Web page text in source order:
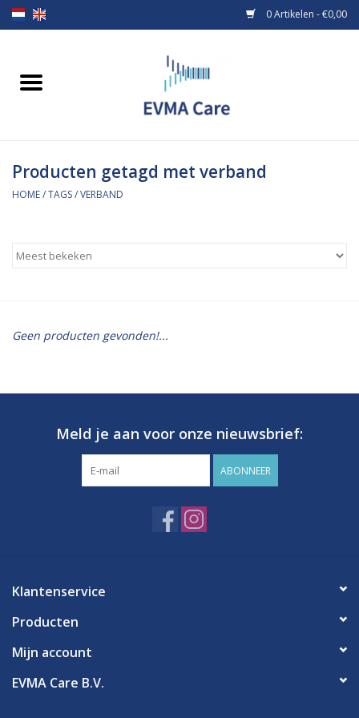
0 Artikelen - €0,00
Home
Borstvoeding
MiniONE Button
Verbruiksmaterialen
Hygiëne
Verzorging & Beauty
wanneer kies je ervoor en
Producten getagd met verband
HOME/TAGS/VERBAND
Geen producten gevonden!...
Meld je aan voor onze nieuwsbrief:
ABONNEER
Klantenservice
Producten
Mijn account
EVMA Care B.V.